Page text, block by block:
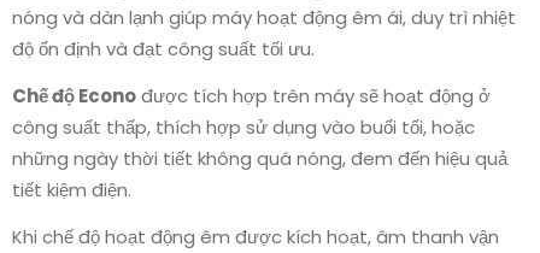
nóng và dàn lạnh giúp máy hoạt động êm ái, duy trì nhiệt
độ ổn định và đạt công suất tối ưu.
Chế độ Econođược tích hợp trên máy sẽ hoạt động ở
công suất thấp, thích hợp sử dụng vào buổi tối, hoặc
những ngày thời tiết không quá nóng, đem đến hiệu quả
tiết kiệm điện.
Khi chế độ hoạt động êm được kích hoạt, âm thanh vận